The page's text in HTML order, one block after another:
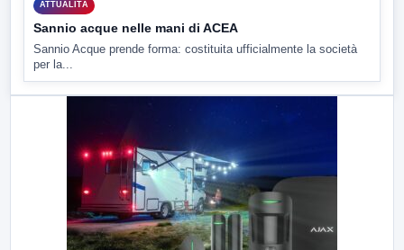
ATTUALITÀ
Sannio acque nelle mani di ACEA
Sannio Acque prende forma: costituita ufficialmente la società
per la...